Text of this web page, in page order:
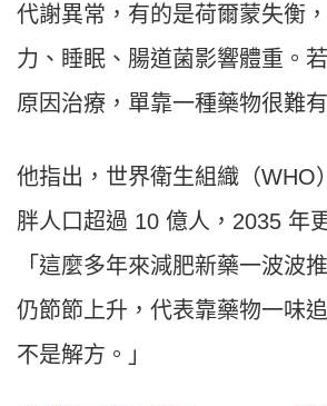
代謝異常，有的是荷爾蒙失衡
力、睡眠、腸道菌影響體重。
原因治療，單靠一種藥物很難
他指出，世界衛生組織（WHO
胖人口超過 10 億人，2035 年
「這麼多年來減肥新藥一波波
仍節節上升，代表靠藥物一味
不是解方。」